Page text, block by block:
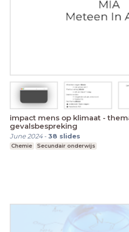
impact mens op klimaat -
gevalsbespreking
June 2024-38 slides
Chemie Secundair onderwijs